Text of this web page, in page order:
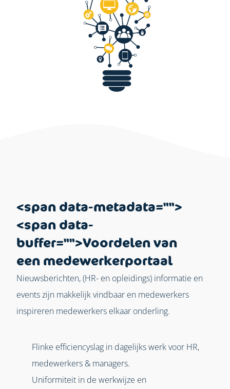
<span data-metadata="">
<span data-
buffer="">Voordelen van
een medewerkerportaal
Nieuwsberichten, (HR- en opleidings) informatie en
events zijn makkelijk vindbaar en medewerkers
inspireren medewerkers elkaar onderling.
Flinke efficiencyslag in dagelijks werk voor HR,
medewerkers & managers.
Uniformiteit in de werkwijze en